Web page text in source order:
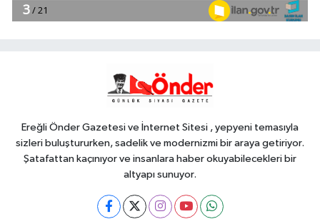
09:38 Mersin'de çocuklar
geleneksel oyunlarla buluştu
Ereğli Önder Gazetesi ve İnternet Sitesi , yepyeni temasıyla
sizleri buluştururken, sadelik ve modernizmi bir araya getiriyor.
Şatafattan kaçınıyor ve insanlara haber okuyabilecekleri bir
altyapı sunuyor.